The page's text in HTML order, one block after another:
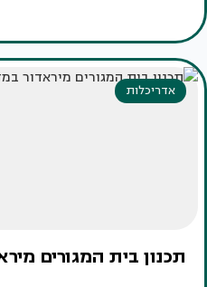
אדריכלות
תכנון בית המגורים